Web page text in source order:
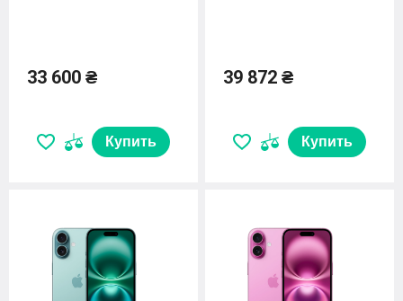
33 600 ₴
Купить
39 872 ₴
Купить